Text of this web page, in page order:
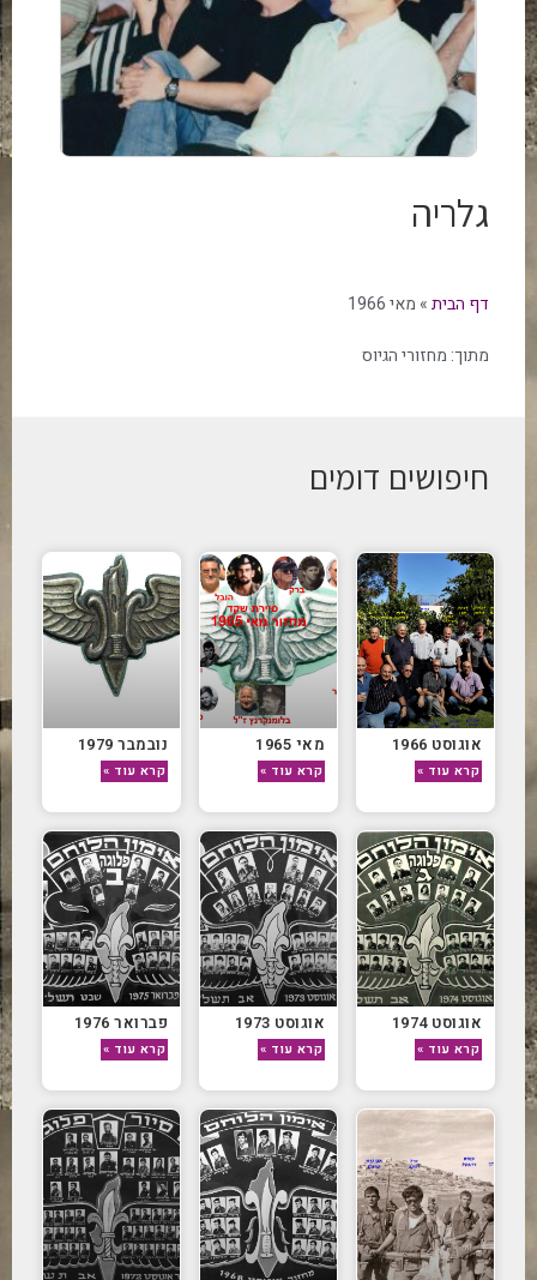
גלריה
דף הבית» מאי 1966
מתוך: מחזורי הגיוס
חיפושים דומים
אוגוסט 1966
קרא עוד »
מאי 1965
קרא עוד »
נובמבר 1979
קרא עוד »
אוגוסט 1974
קרא עוד »
אוגוסט 1973
קרא עוד »
פברואר 1976
קרא עוד »